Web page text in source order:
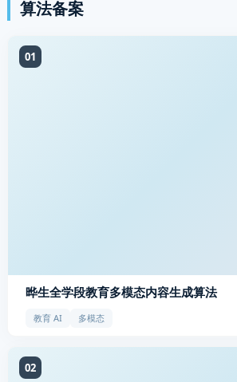
算法备案
01
晔生全学段教育多模态内容生成算法
教育 AI 多模态
02